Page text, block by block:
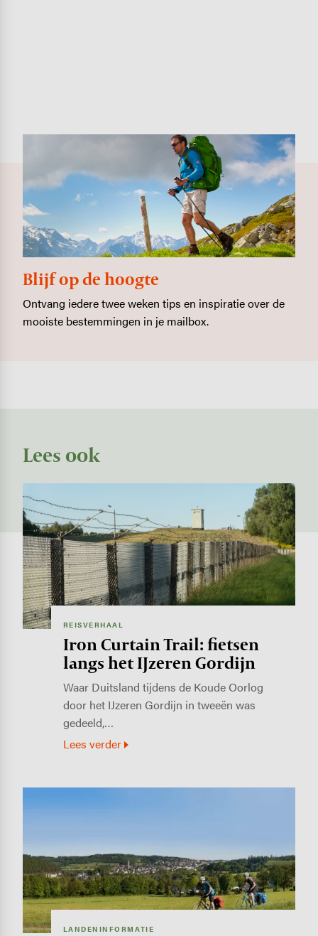
Blijf op de hoogte
Ontvang iedere twee weken tips en inspiratie over de
mooiste bestemmingen in je mailbox.
Lees ook
Image
REISVERHAAL
Iron Curtain Trail: fietsen
langs het IJzeren Gordijn
Waar Duitsland tijdens de Koude Oorlog
door het IJzeren Gordijn in tweeën was
gedeeld,…
Lees verder
LANDENINFORMATIE